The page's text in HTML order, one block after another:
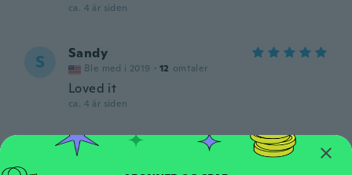
ca. 4 år siden
S Sandy
Ble med i 2019 · 12 omtaler
Loved it
ca. 4 år siden
Krisztina